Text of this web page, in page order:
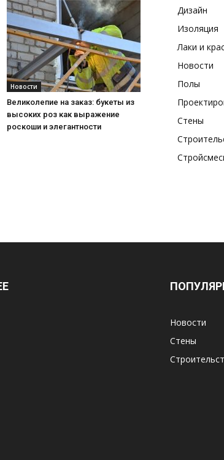
Новости
Великолепие на заказ: букеты из
высоких роз как выражение
роскоши и элегантности
Дизайн
Изоляция
Лаки и
Новости
Полы
Стены
Новости
Стены